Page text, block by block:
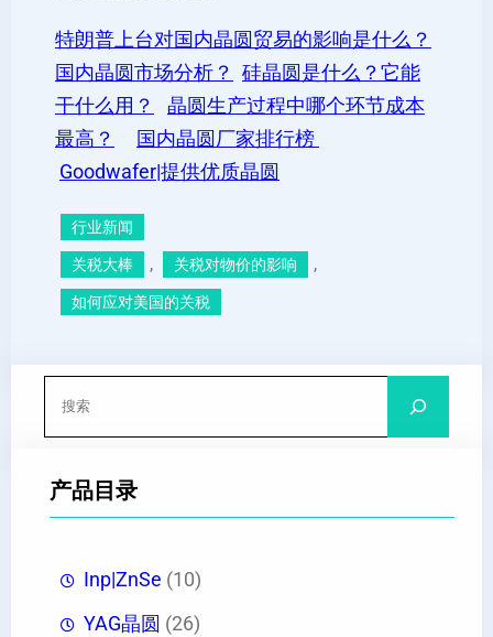
特朗普上台对国内晶圆贸易的影响是什么？
国内晶圆市场分析？
硅晶圆是什么？它能
干什么用？
晶圆生产过程中哪个环节成本
最高？
国内晶圆厂家排行榜
Goodwafer|提供优质晶圆
行业新闻
关税大棒 , 关税对物价的影响 ,
如何应对美国的关税
产品目录
Inp|ZnSe (10)
YAG晶圆 (26)